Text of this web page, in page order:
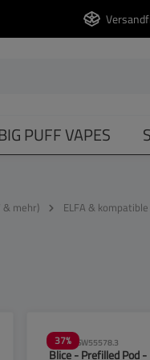
PUFF VAPES
& mehr) ELFA &
37% SW55578.3
Blice - Prefilled Pod -